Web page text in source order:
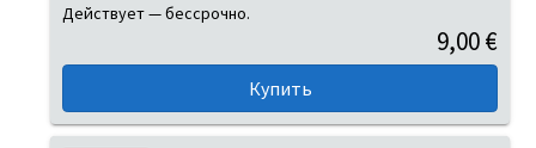
Действует — бессрочно.
9,00 €